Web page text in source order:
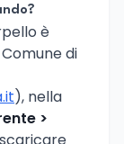
è
di
), nella
>